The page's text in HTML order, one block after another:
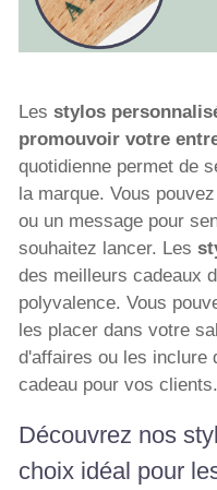
Les stylos
promouvoir votre
quotidienne permet de
la marque. Vous
ou un message pour
souhaitez lancer. Les
des meilleurs cadeaux
polyvalence. Vous
les placer dans votre
d'affaires ou les inclure
cadeau pour vos clients.
Découvrez nos
choix idéal pour